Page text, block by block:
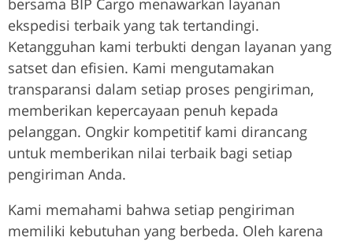
bersama BIP Cargo menawarkan layanan
ekspedisi terbaik yang tak tertandingi.
Ketangguhan kami terbukti dengan layanan yang
satset dan efisien. Kami mengutamakan
transparansi dalam setiap proses pengiriman,
memberikan kepercayaan penuh kepada
pelanggan. Ongkir kompetitif kami dirancang
untuk memberikan nilai terbaik bagi setiap
pengiriman Anda.
Kami memahami bahwa setiap pengiriman
memiliki kebutuhan yang berbeda. Oleh karena